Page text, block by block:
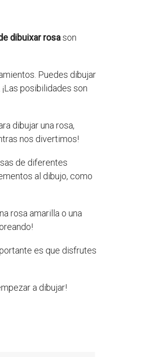
dibuixar rosason
Puedes dibujar
posibilidades son
dibujar una rosa,
nos divertimos!
de diferentes
al dibujo, como
rosa amarilla o una
es que disfrutes
a dibujar!